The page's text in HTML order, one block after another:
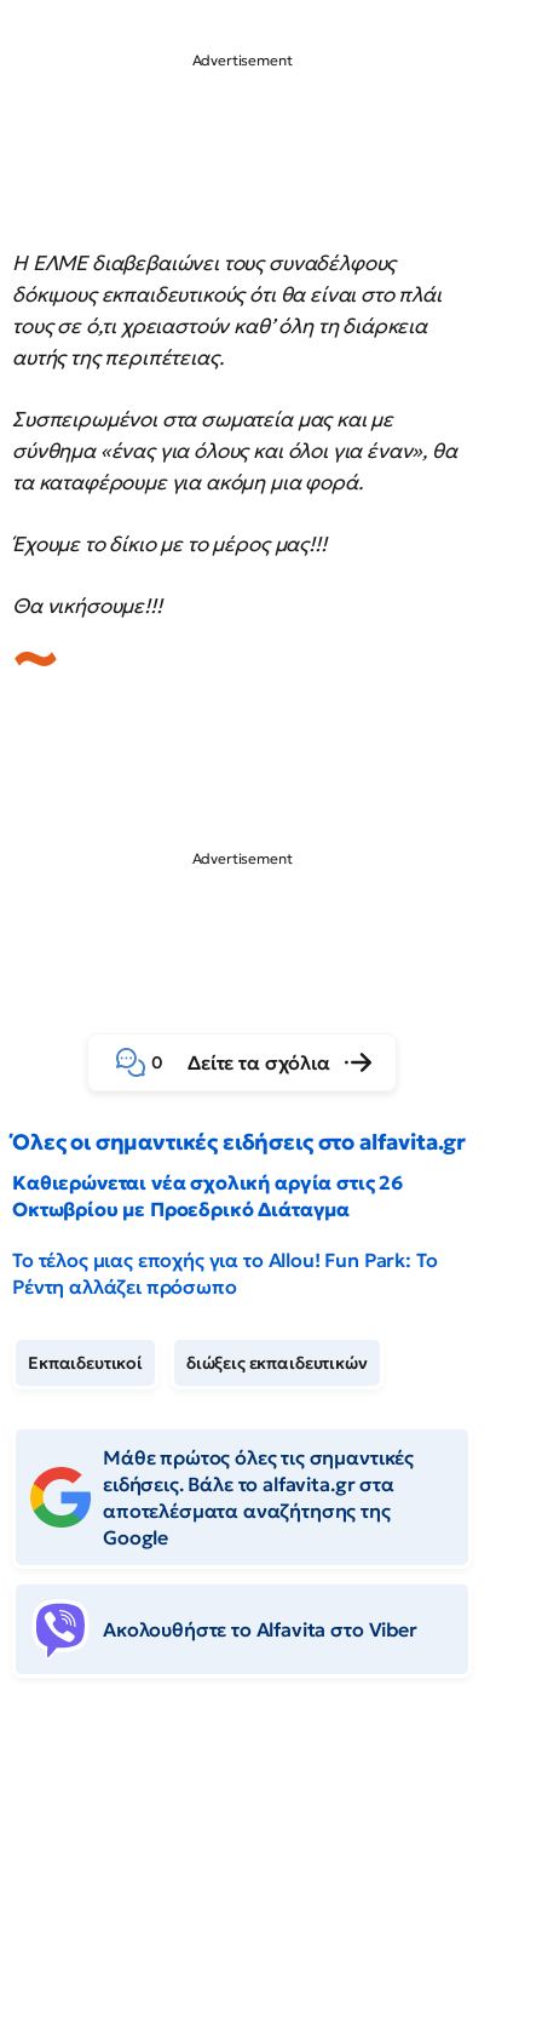
Η ΕΛΜΕ διαβεβαιώνει τους συναδέλφους
δόκιμους εκπαιδευτικούς ότι θα είναι στο πλάι
τους σε ό,τι χρειαστούν καθ’ όλη τη διάρκεια
αυτής της περιπέτειας.
Συσπειρωμένοι στα σωματεία μας και με
σύνθημα «ένας για όλους και όλοι για έναν», θα
τα καταφέρουμε για ακόμη μια φορά.
Έχουμε το δίκιο με το μέρος μας!!!
Θα νικήσουμε!!!
0 Δείτε τα σχόλια
Όλες οι σημαντικές ειδήσεις στο alfavita.gr
Καθιερώνεται νέα σχολική αργία στις 26
Οκτωβρίου με Προεδρικό Διάταγμα
Το τέλος μιας εποχής για το Allou! Fun Park: Το
Ρέντη αλλάζει πρόσωπο
Εκπαιδευτικοί διώξεις εκπαιδευτικών
Μάθε πρώτος όλες τις σημαντικές
ειδήσεις. Βάλε το alfavita.gr στα
αποτελέσματα αναζήτησης της
Google
Ακολουθήστε το Αlfavita στο Viber